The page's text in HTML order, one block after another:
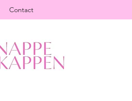
Contact